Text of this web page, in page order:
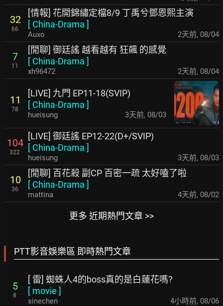
32
66
[情報] 花開錦繡定檔8/9 丁禹兮鄧恩熙主演
[ China-Drama ]
Auxo 2天前, 08/04
7
11
[閒聊] 御廷謠 越看越有 狂飆 的感覺
[ China-Drama ]
xh96472 2天前, 08/04
11
78
[LIVE] 九門 EP11-18(SVIP)
[ China-Drama ]
hueisung 3天前, 08/03
104
322
[LIVE] 御廷謠 EP12-22(D+/SVIP)
[ China-Drama ]
hueisung 3天前, 08/03
10
36
[閒聊] 百花殺 副CP 百密一疏 太好嗑了啦
[ China-Drama ]
mattina 4天前, 08/02
更多 近期熱門文章 >>
PTT影音娛樂區 即時熱門文章
5
8
[ 雷] 蜘蛛人4的boss真的是白蓮花嗎?
[ movie ]
sinechen 4小時前, 08/06